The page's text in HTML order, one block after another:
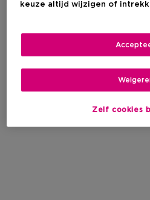
keuze altijd wijzigen of
Zelf cookies